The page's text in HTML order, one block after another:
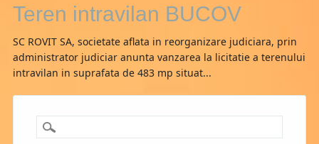
Teren intravilan BUCOV
SC ROVIT SA, societate aflata in reorganizare judiciara, prin
administrator judiciar anunta vanzarea la licitatie a terenului
intravilan in suprafata de 483 mp situat...